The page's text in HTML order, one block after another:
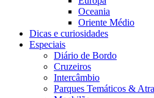
Oceania
Oriente Médio
Dicas e curiosidades
Especiais
Diário de Bordo
Cruzeiros
Intercâmbio
Parques Temáticos &